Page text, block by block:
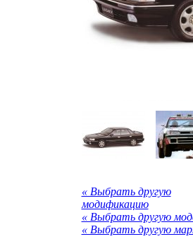
« Выбрать другую
модификацию
« Выбрать другую
« Выбрать другую